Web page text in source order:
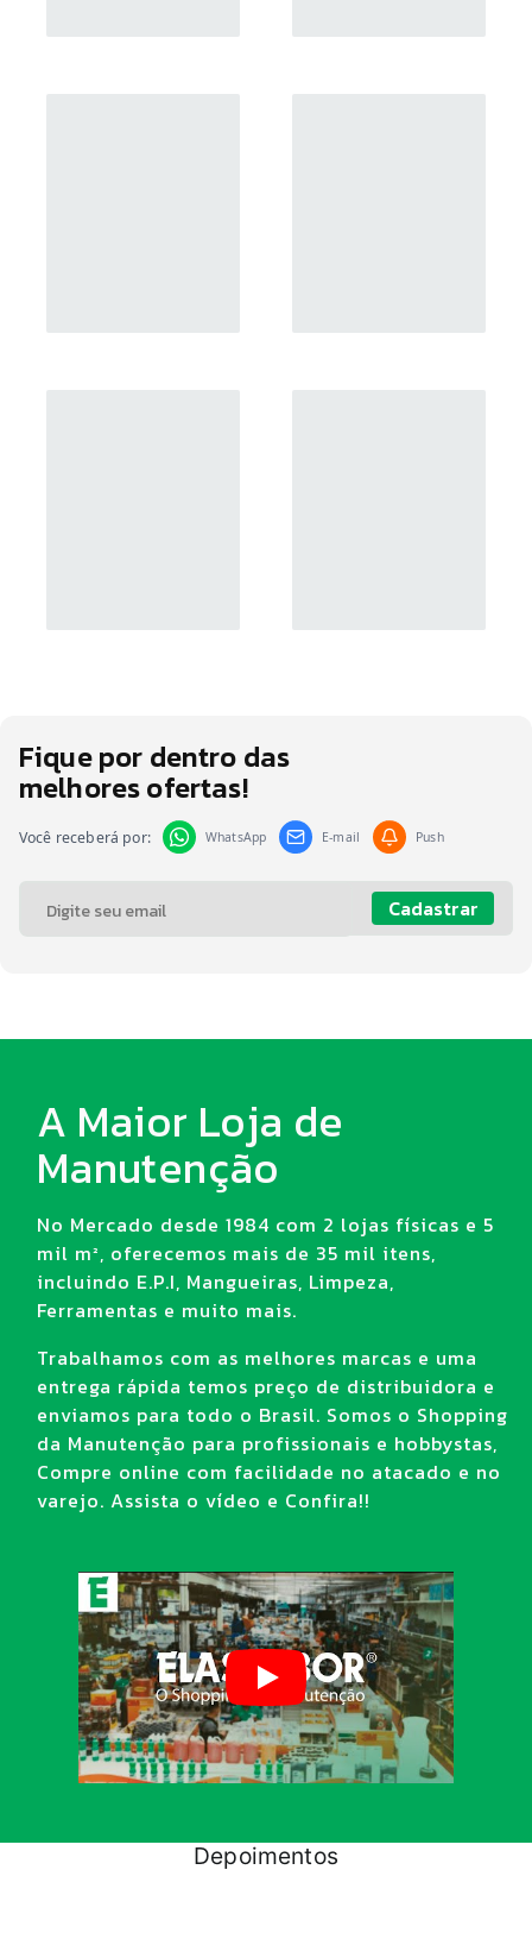
Fique por dentro das
melhores ofertas!
Você receberá por: WhatsApp E-mail Push
Cadastrar
A Maior Loja de
Manutenção
No Mercado desde 1984 com 2 lojas físicas e 5
mil m², oferecemos mais de 35 mil itens,
incluindo E.P.I, Mangueiras, Limpeza,
Ferramentas e muito mais.
Trabalhamos com as melhores marcas e uma
entrega rápida temos preço de distribuidora e
enviamos para todo o Brasil. Somos o Shopping
da Manutenção para profissionais e hobbystas,
Compre online com facilidade no atacado e no
varejo. Assista o vídeo e Confira!!
Depoimentos